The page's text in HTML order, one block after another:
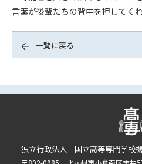
言葉が後輩たちの背中を押してくれ
一覧に戻る
独立行政法人 国立高等専門学校